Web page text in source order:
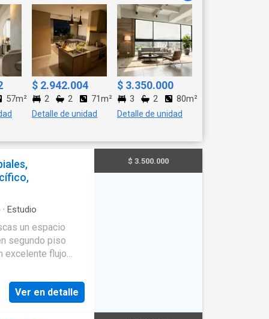
57m²
$ 2.942.004
2 2 71m²
Detalle de unidad
$ 3.350.000
3 2 80m²
Detalle de unidad
· Estudio
segundo piso
excelente flujo
Espacios amplios
✅ Fácil acceso
un lugar
Ver en detalle
$ 3.500.000